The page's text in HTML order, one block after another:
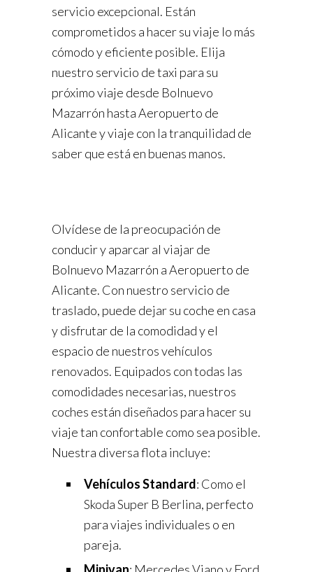
servicio excepcional. Están
comprometidos a hacer su viaje lo más
cómodo y eficiente posible. Elija
nuestro servicio de taxi para su
próximo viaje desde Bolnuevo
Mazarrón hasta Aeropuerto de
Alicante y viaje con la tranquilidad de
saber que está en buenas manos.
Olvídese de la preocupación de
conducir y aparcar al viajar de
Bolnuevo Mazarrón a Aeropuerto de
Alicante. Con nuestro servicio de
traslado, puede dejar su coche en casa
y disfrutar de la comodidad y el
espacio de nuestros vehículos
renovados. Equipados con todas las
comodidades necesarias, nuestros
coches están diseñados para hacer su
viaje tan confortable como sea posible.
Nuestra diversa flota incluye:
Vehículos Standard: Como el
Skoda Super B Berlina, perfecto
para viajes individuales o en
pareja.